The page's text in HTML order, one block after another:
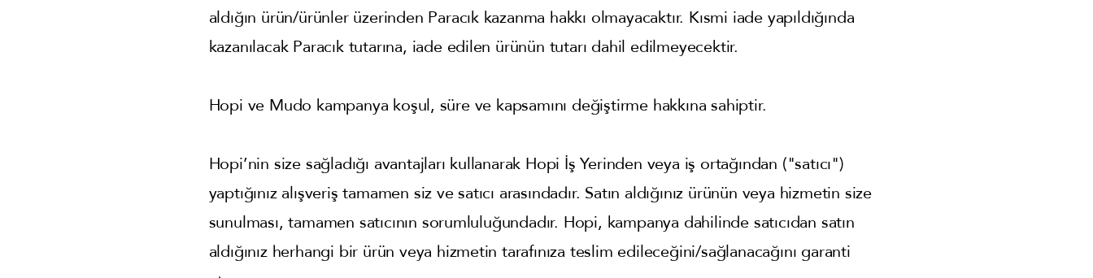
aldığın ürün/ürünler üzerinden Paracık kazanma hakkı olmayacaktır. Kısmi iade yapıldığında
kazanılacak Paracık tutarına, iade edilen ürünün tutarı dahil edilmeyecektir.
Hopi ve Mudo kampanya koşul, süre ve kapsamını değiştirme hakkına sahiptir.
Hopi’nin size sağladığı avantajları kullanarak Hopi İş Yerinden veya iş ortağından ("satıcı")
yaptığınız alışveriş tamamen siz ve satıcı arasındadır. Satın aldığınız ürünün veya hizmetin size
sunulması, tamamen satıcının sorumluluğundadır. Hopi, kampanya dahilinde satıcıdan satın
aldığınız herhangi bir ürün veya hizmetin tarafınıza teslim edileceğini/sağlanacağını garanti